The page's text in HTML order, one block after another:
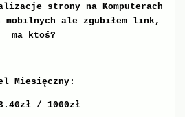
strony na Komputerach
mobilnych ale zgubiłem link,
ma ktoś?
Miesięczny:
/ 1000zł